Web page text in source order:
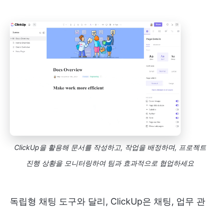
ClickUp을 활용해 문서를 작성하고, 작업을 배정하며, 프로젝트
진행 상황을 모니터링하여 팀과 효과적으로 협업하세요
독립형 채팅 도구와 달리, ClickUp은 채팅, 업무 관